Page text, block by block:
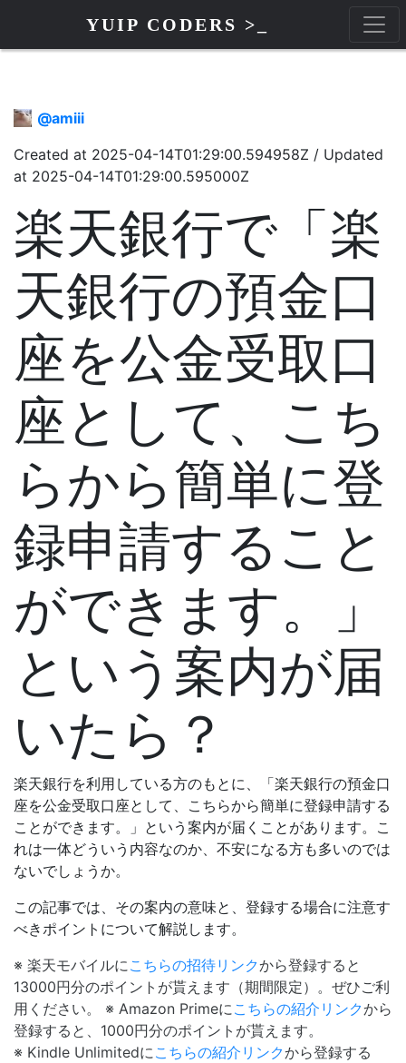
YUIP CODERS >_
@amiii
Created at 2025-04-14T01:29:00.594958Z / Updated
at 2025-04-14T01:29:00.595000Z
楽天銀行で「楽
天銀行の預金口
座を公金受取口
座として、こち
らから簡単に登
録申請すること
ができます。」
という案内が届
いたら？
楽天銀行を利用している方のもとに、「楽天銀行の預金口
座を公金受取口座として、こちらから簡単に登録申請する
ことができます。」という案内が届くことがあります。こ
れは一体どういう内容なのか、不安になる方も多いのでは
ないでしょうか。
この記事では、その案内の意味と、登録する場合に注意す
べきポイントについて解説します。
※ 楽天モバイルにこちらの招待リンクから登録すると
13000円分のポイントが貰えます（期間限定）。ぜひご利
用ください。 ※ Amazon Primeにこちらの紹介リンクから
登録すると、1000円分のポイントが貰えます。
※ Kindle Unlimitedにこちらの紹介リンクから登録する